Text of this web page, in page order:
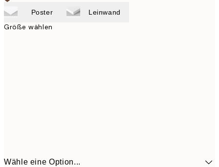
Poster Leinwand
Größe wählen
Wähle eine Option...